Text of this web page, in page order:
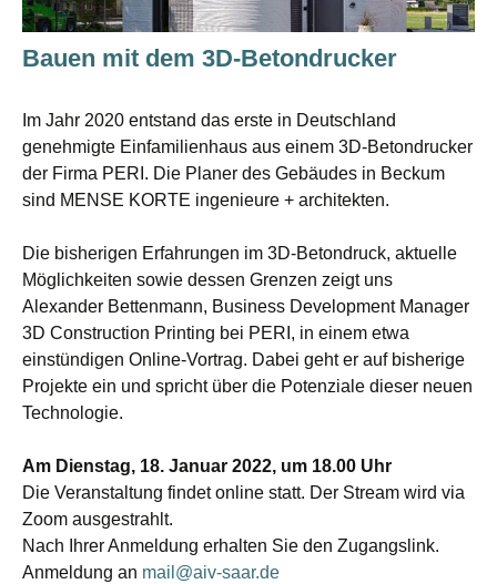
Bauen mit dem 3D-Betondrucker
Im Jahr 2020 entstand das erste in Deutschland
genehmigte Einfamilienhaus aus einem 3D-Betondrucker
der Firma PERI. Die Planer des Gebäudes in Beckum
sind MENSE KORTE ingenieure + architekten.
Die bisherigen Erfahrungen im 3D-Betondruck, aktuelle
Möglichkeiten sowie dessen Grenzen zeigt uns
Alexander Bettenmann, Business Development Manager
3D Construction Printing bei PERI, in einem etwa
einstündigen Online-Vortrag. Dabei geht er auf bisherige
Projekte ein und spricht über die Potenziale dieser neuen
Technologie.
Am Dienstag, 18. Januar 2022, um 18.00 Uhr
Die Veranstaltung findet online statt. Der Stream wird via
Zoom ausgestrahlt.
Nach Ihrer Anmeldung erhalten Sie den Zugangslink.
Anmeldung an mail@aiv-saar.de